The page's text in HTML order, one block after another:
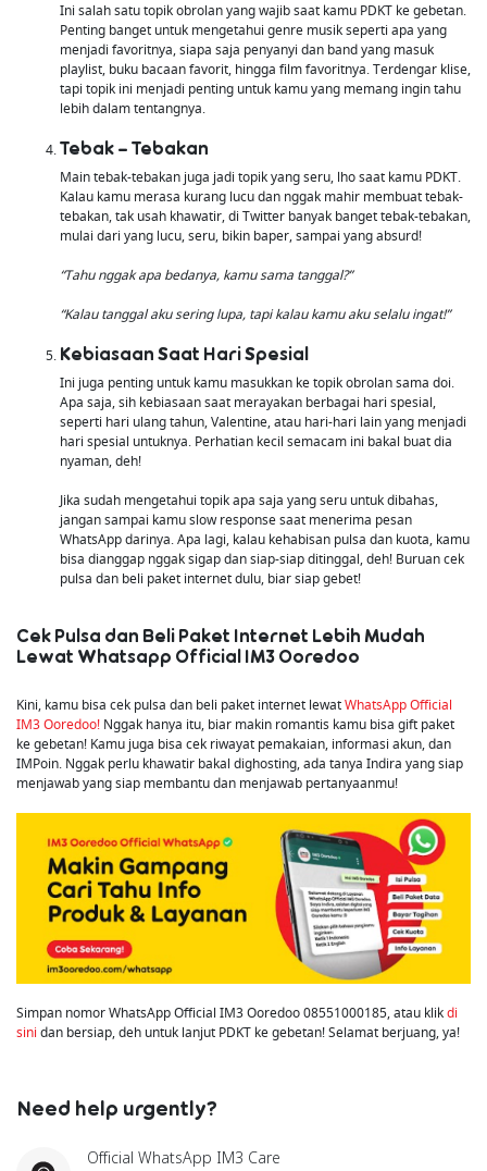
Ini salah satu topik obrolan yang wajib saat kamu PDKT ke gebetan.
Penting banget untuk mengetahui genre musik seperti apa yang
menjadi favoritnya, siapa saja penyanyi dan band yang masuk
playlist, buku bacaan favorit, hingga film favoritnya. Terdengar klise,
tapi topik ini menjadi penting untuk kamu yang memang ingin tahu
lebih dalam tentangnya.
Tebak – Tebakan
Main tebak-tebakan juga jadi topik yang seru, lho saat kamu PDKT.
Kalau kamu merasa kurang lucu dan nggak mahir membuat tebak-
tebakan, tak usah khawatir, di Twitter banyak banget tebak-tebakan,
mulai dari yang lucu, seru, bikin baper, sampai yang absurd!
“Tahu nggak apa bedanya, kamu sama tanggal?”
“Kalau tanggal aku sering lupa, tapi kalau kamu aku selalu ingat!”
Kebiasaan Saat Hari Spesial
Ini juga penting untuk kamu masukkan ke topik obrolan sama doi.
Apa saja, sih kebiasaan saat merayakan berbagai hari spesial,
seperti hari ulang tahun, Valentine, atau hari-hari lain yang menjadi
hari spesial untuknya. Perhatian kecil semacam ini bakal buat dia
nyaman, deh!
Jika sudah mengetahui topik apa saja yang seru untuk dibahas,
jangan sampai kamu slow response saat menerima pesan
WhatsApp darinya. Apa lagi, kalau kehabisan pulsa dan kuota, kamu
bisa dianggap nggak sigap dan siap-siap ditinggal, deh! Buruan cek
pulsa dan beli paket internet dulu, biar siap gebet!
Cek Pulsa dan Beli Paket Internet Lebih Mudah
Lewat Whatsapp Official IM3 Ooredoo
Kini, kamu bisa cek pulsa dan beli paket internet lewatWhatsApp Official
IM3 Ooredoo! Nggak hanya itu, biar makin romantis kamu bisa gift paket
ke gebetan! Kamu juga bisa cek riwayat pemakaian, informasi akun, dan
IMPoin. Nggak perlu khawatir bakal dighosting, ada tanya Indira yang siap
menjawab yang siap membantu dan menjawab pertanyaanmu!
Simpan nomor WhatsApp Official IM3 Ooredoo 08551000185, atau klikdi
sini dan bersiap, deh untuk lanjut PDKT ke gebetan! Selamat berjuang, ya!
Need help urgently?
Official WhatsApp IM3 Care